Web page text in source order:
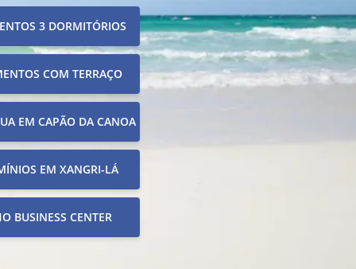
3 DORMITÓRIOS
COM TERRAÇO
EM CAPÃO DA CANOA
EM XANGRI-LÁ
BUSINESS CENTER